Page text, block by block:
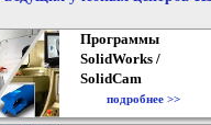
Программы
SolidWorks /
SolidCam
подробнее >>